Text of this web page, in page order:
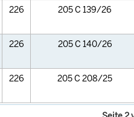
226 205 C 139/26
226 205 C 140/26
226 205 C 208/25